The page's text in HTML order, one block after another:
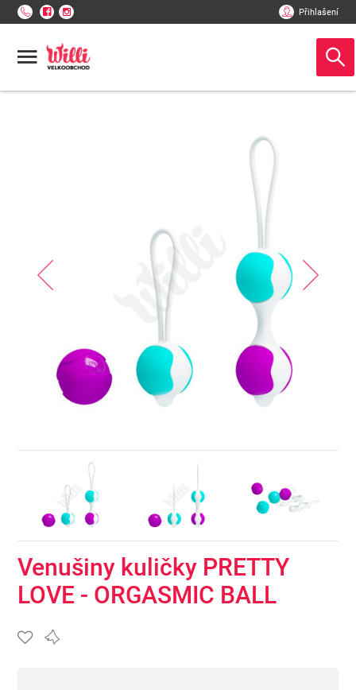
Přihlašení
Venušiny kuličky PRETTY
LOVE - ORGASMIC BALL